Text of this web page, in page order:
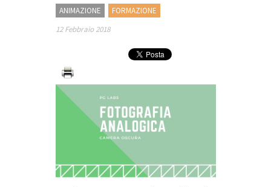
ANIMAZIONE
FORMAZIONE
12 Febbraio 2018